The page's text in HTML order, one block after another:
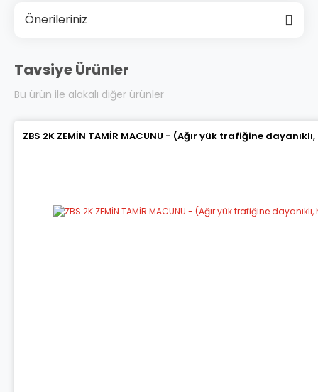
Önerileriniz
Tavsiye Ürünler
Bu ürün ile alakalı diğer ürünler
ZBS 2K ZEMİN TAMİR MACUNU - (Ağır yük trafiğine